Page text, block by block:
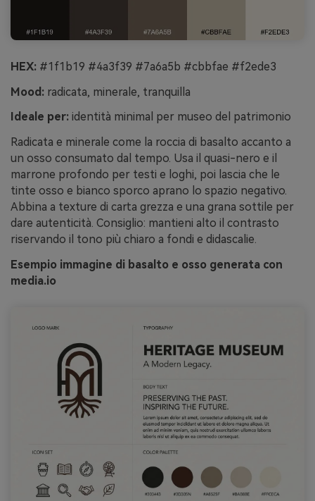
HEX: #1f1b19 #4a3f39 #7a6a5b #cbbfae #f2ede3
Mood: radicata, minerale, tranquilla
Ideale per: identità minimal per museo del patrimonio
Radicata e minerale come la roccia di basalto accanto a
un osso consumato dal tempo. Usa il quasi-nero e il
marrone profondo per testi e loghi, poi lascia che le
tinte osso e bianco sporco aprano lo spazio negativo.
Abbina a texture di carta grezza e una grana sottile per
dare autenticità. Consiglio: mantieni alto il contrasto
riservando il tono più chiaro a fondi e didascalie.
Esempio immagine di basalto e osso generata con
media.io